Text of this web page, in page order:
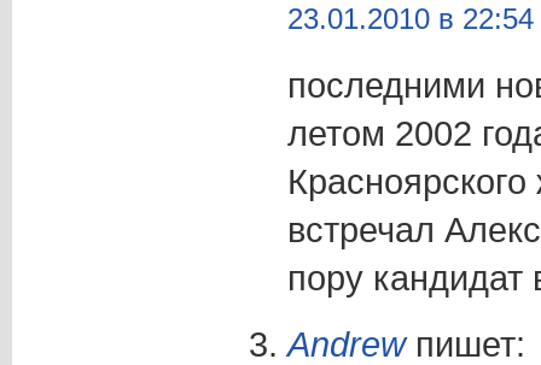
23.01.2010 в 22:54
последними
летом 2002
встречал
пору кандидат
Andrewпишет: